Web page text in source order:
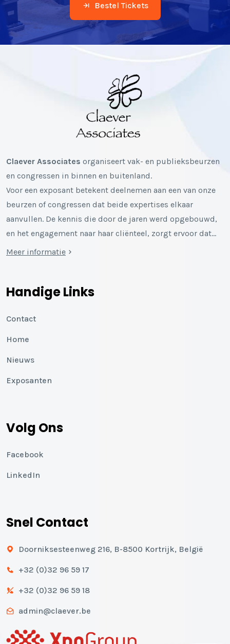
Bestel Tickets
Claever Associates organiseert vak- en publieksbeurzen
en congressen in binnen en buitenland.
Voor een exposant betekent deelnemen aan een van onze
beurzen of congressen dat beide expertises elkaar
aanvullen. De kennis die door de jaren werd opgebouwd,
en het engagement naar haar cliënteel, zorgt ervoor dat…
Meer informatie
Handige Links
Contact
Home
Nieuws
Exposanten
Volg Ons
Facebook
LinkedIn
Snel Contact
Doorniksesteenweg 216, B-8500 Kortrijk, België
+32 (0)32 96 59 17
+32 (0)32 96 59 18
admin@claever.be